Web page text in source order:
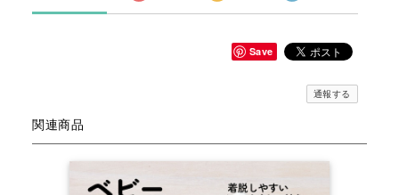
Save
通報する
関連商品